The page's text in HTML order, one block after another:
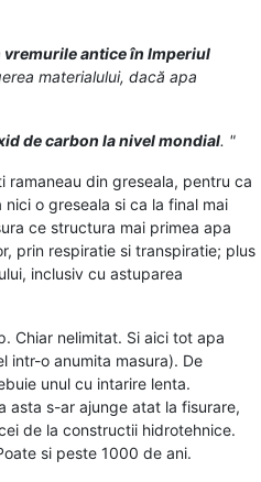
antice în Imperiul
materialului, dacă apa
de carbon la nivel mondial. "
ramaneau din greseala, pentru ca
o greseala si ca la final mai
ce structura mai primea apa
prin respiratie si transpiratie; plus
inclusiv cu astuparea
Chiar nelimitat. Si aici tot apa
intr-o anumita masura). De
unul cu intarire lenta.
asta s-ar ajunge atat la fisurare,
de la constructii hidrotehnice.
si peste 1000 de ani.